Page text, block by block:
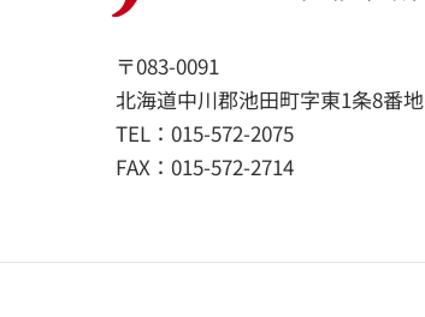
〒083-0091
北海道中川郡池田町字東1条8番地
TEL：015-572-2075
FAX：015-572-2714